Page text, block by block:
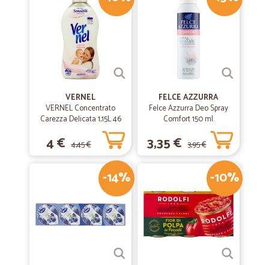
— Renzo C.
Pacchi arrivati in maniera impeccabile…
Pacchi arrivati in maniera impeccabile ottimo il trasporto tutto
—Andrea C.
Efficenti, veloci, e precisi. Ottimo imballaggio dei prodotti
24/07/2019
Frontini raffaele U.
Consiglio questo sito per la chiarezza…
Consiglio questo sito per la chiarezza e la velocità di spedizione.
VERNEL
VERNEL Concentrato
Carezza Delicata 1,15L 46
4 € 4,45 €
FELCE AZZURRA
Felce Azzurra Deo Spray
Comfort 150 ml.
3,35 € 3,95 €
-14% -10%